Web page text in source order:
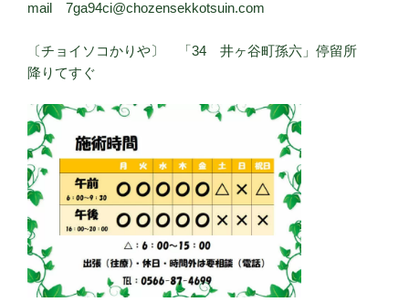
mail 7ga94ci@chozensekkotsuin.com
〔チョイソコかりや〕 「34 井ヶ谷町孫六」停留所
降りてすぐ